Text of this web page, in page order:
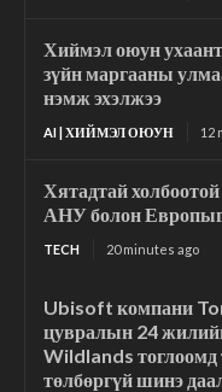
Хиймэл оюун
зүйн маргааны
нэмж эхэлжээ
AI | ХИЙМЭЛ ОЮУН 12
Хятадтай
АНУ болон Европыг
TECH 20 minutes ago
Ubisoft компани
цувралын 24
Wildlands тоглоомд
төлбөргүй шинэ